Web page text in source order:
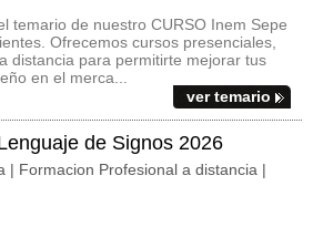
temario de nuestro CURSO Inem Sepe
Ofrecemos cursos presenciales,
distancia para permitirte mejorar tus
en el merca...
ver temario
de Signos 2026
| Formacion Profesional a distancia |